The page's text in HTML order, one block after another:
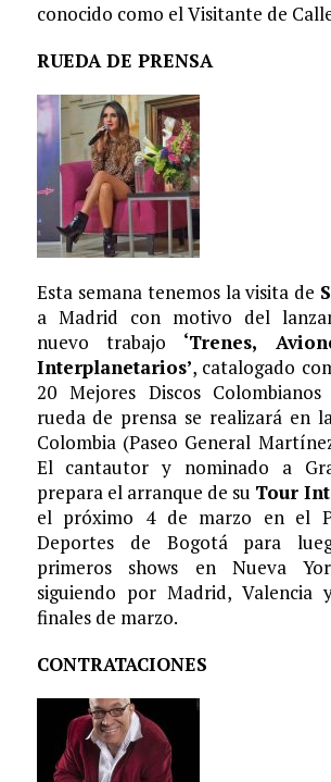
conocido como el Visitante de
RUEDA DE PRENSA
Esta semana tenemos la visita de
a Madrid con motivo del
nuevo trabajo ‘Trenes,
Interplanetarios’, catalogado
20 Mejores Discos
rueda de prensa se realizará en
Colombia (Paseo General
El cantautor y nominado a
prepara el arranque de su Tour
el próximo 4 de marzo en el
Deportes de Bogotá para
primeros shows en Nueva
siguiendo por Madrid, Valencia
finales de marzo.
CONTRATACIONES